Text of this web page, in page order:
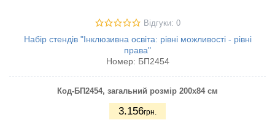
Відгуки: 0
Набір стендів "Інклюзивна освіта: рівні можливості - рівні
права"
Номер: БП2454
Код-БП2454, загальний розмір 200х84 см
3.156грн.